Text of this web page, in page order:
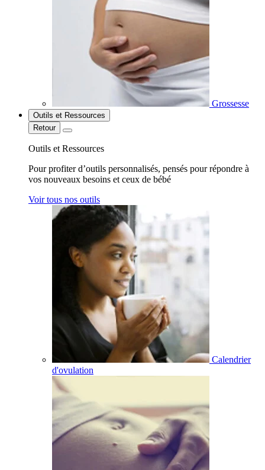
Grossesse
Outils et Ressources
Retour
Outils et Ressources
Pour profiter d’outils personnalisés, pensés pour répondre à
vos nouveaux besoins et ceux de bébé
Voir tous nos outils
Calendrier
d'ovulation